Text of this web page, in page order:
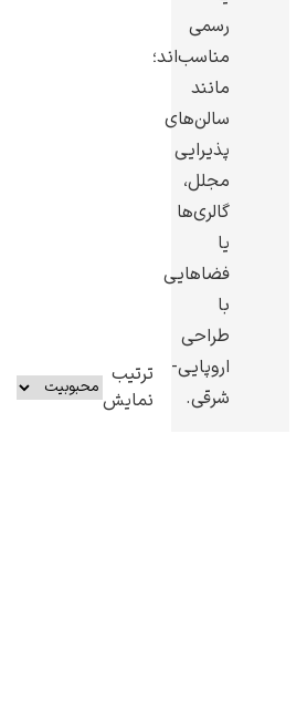
رسمی
مناسب‌اند؛
مانند
سالن‌های
پذیرایی
مجلل،
گالری‌ها
یا
فضاهایی
با
طراحی
اروپایی-
شرقی.
ترتیب
نمایش